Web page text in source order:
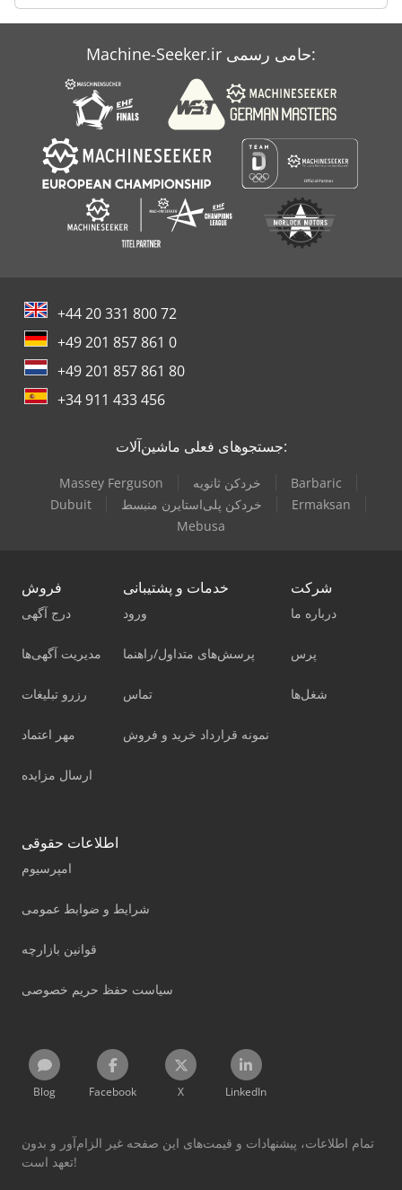
Klaeger Hbs 265
Rehm Rp 462
Schechtl Hbm 310
Machine-Seeker.ir حامی رسمی:
+44 20 331 800 72
+49 201 857 861 0
+49 201 857 861 80
+34 911 433 456
جستجوهای فعلی ماشین‌آلات:
Massey Ferguson خردکن ثانویه
Barbaric
Dubuit
خردکن پلی‌استایرن منبسط
Ermaksan
Mebusa
فروش
درج آگهی
مدیریت آگهی‌ها
رزرو تبلیغات
مهر اعتماد
ارسال مزایده
خدمات و پشتیبانی
ورود
پرسش‌های متداول/راهنما
تماس
نمونه قرارداد خرید و فروش
شرکت
درباره ما
پرس
شغل‌ها
اطلاعات حقوقی
امپرسیوم
شرایط و ضوابط عمومی
قوانین بازارچه
سیاست حفظ حریم خصوصی
Blog Facebook X LinkedIn
تمام اطلاعات، پیشنهادات و قیمت‌های این صفحه غیر الزام‌آور و بدون
تعهد است!